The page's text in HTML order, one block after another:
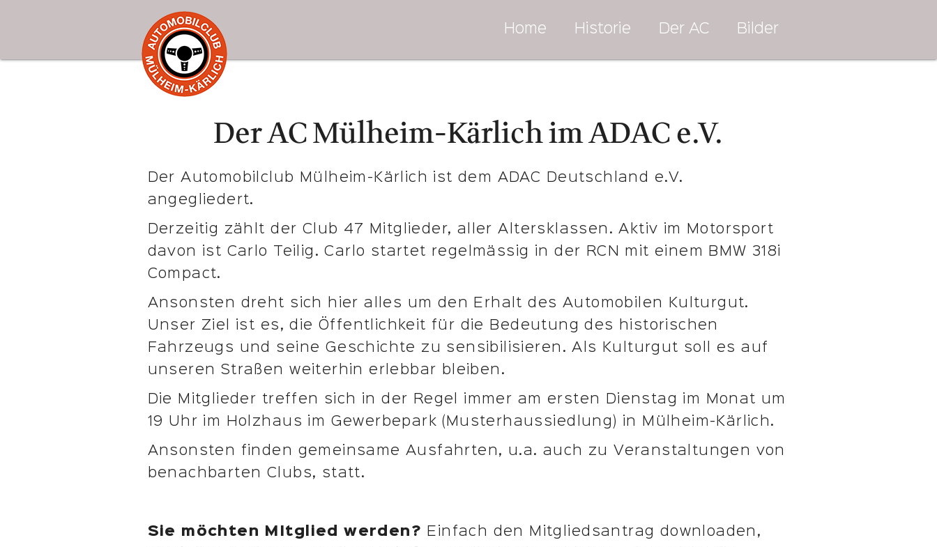
Home Historie Der AC Bilder
Der AC Mülheim-Kärlich im ADAC e.V.
Der Automobilclub Mülheim-Kärlich ist dem ADAC Deutschland e.V.
angegliedert.
Derzeitig zählt der Club 47 Mitglieder, aller Altersklassen. Aktiv im Motorsport
davon ist Carlo Teilig. Carlo startet regelmässig in der RCN mit einem BMW 318i
Compact.
Ansonsten dreht sich hier alles um den Erhalt des Automobilen Kulturgut.
Unser Ziel ist es, die Öffentlichkeit für die Bedeutung des historischen
Fahrzeugs und seine Geschichte zu sensibilisieren. Als Kulturgut soll es auf
unseren Straßen weiterhin erlebbar bleiben.
Die Mitglieder treffen sich in der Regel immer am ersten Dienstag im Monat um
19 Uhr im Holzhaus im Gewerbepark (Musterhaussiedlung) in Mülheim-Kärlich.
Ansonsten finden gemeinsame Ausfahrten, u.a. auch zu Veranstaltungen von
benachbarten Clubs, statt.
Sie möchten MItglied werden?
Einfach den Mitgliedsantrag downloaden,